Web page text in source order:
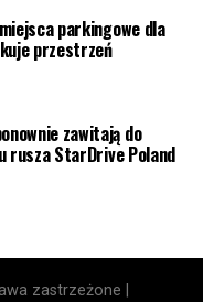
parkingowe dla
przestrzeń
zawitają do
rusza StarDrive Poland
zastrzeżone |